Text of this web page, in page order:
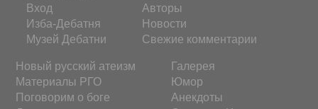
Вход
Изба-Дебатня
Музей Дебатни
Авторы
Новости
Свежие комментарии
Новый русский атеизм
Материалы РГО
Поговорим о боге
Галерея
Юмор
Анекдоты